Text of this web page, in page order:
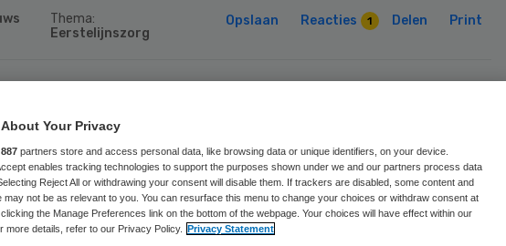
Thema:
Eerstelijnszorg
Opslaan Reacties 1 Delen Print
verder af
About Your Privacy
887 partners store and access personal data, like browsing data or unique identifiers, on your device.
enables tracking technologies to support the purposes shown under we and our partners process data
Reject All or withdrawing your consent will disable them. If trackers are disabled, some content and
may not be as relevant to you. You can resurface this menu to change your choices or withdraw consent at
the Manage Preferences link on the bottom of the webpage. Your choices will have effect within our
more details, refer to our Privacy Policy.
Privacy Statement